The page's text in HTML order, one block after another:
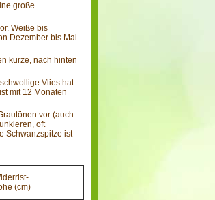
große
Weiße bis
Dezember bis Mai
kurze, nach hinten
Vlies hat
mit 12 Monaten
vor (auch
oft
Schwanzspitze ist
(cm)